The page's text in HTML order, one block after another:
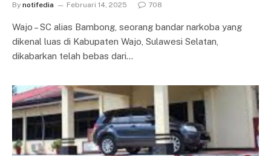
By notifedia Februari 14, 2025 708
Wajo – SC alias Bambong, seorang bandar narkoba yang
dikenal luas di Kabupaten Wajo, Sulawesi Selatan,
dikabarkan telah bebas dari…